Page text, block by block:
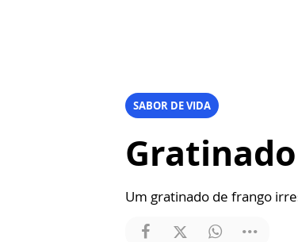
SABOR DE VIDA
Um gratinado de frango